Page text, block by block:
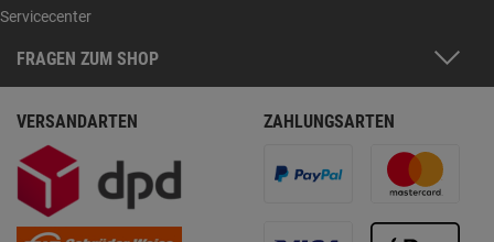
Servicecenter
FRAGEN ZUM SHOP
VERSANDARTEN ZAHLUNGSARTEN